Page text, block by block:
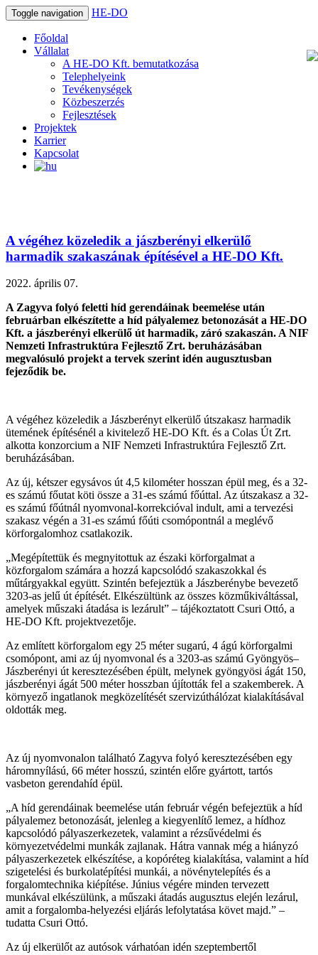
Toggle navigation HE-DO
Főoldal
Vállalat
A HE-DO Kft. bemutatkozása
Telephelyeink
Tevékenységek
Közbeszerzés
Fejlesztések
Projektek
Karrier
Kapcsolat
A végéhez közeledik a jászberényi elkerülő
harmadik szakaszának építésével a HE-DO Kft.
2022. április 07.
A Zagyva folyó feletti híd gerendáinak beemelése után
februárban elkészítette a híd pályalemez betonozását a HE-DO
Kft. a jászberényi elkerülő út harmadik, záró szakaszán. A NIF
Nemzeti Infrastruktúra Fejlesztő Zrt. beruházásában
megvalósuló projekt a tervek szerint idén augusztusban
fejeződik be.
A végéhez közeledik a Jászberényt elkerülő útszakasz harmadik
ütemének építésénél a kivitelező HE-DO Kft. és a Colas Út Zrt.
alkotta konzorcium a NIF Nemzeti Infrastruktúra Fejlesztő Zrt.
beruházásában.
Az új, kétszer egysávos út 4,5 kilométer hosszan épül meg, és a 32-
es számú főutat köti össze a 31-es számú főúttal. Az útszakasz a 32-
es számú főútnál nyomvonal-korrekcióval indult, ami a tervezési
szakasz végén a 31-es számú főúti csomópontnál a meglévő
körforgalomhoz csatlakozik.
„Megépítettük és megnyitottuk az északi körforgalmat a
közforgalom számára a hozzá kapcsolódó szakaszokkal és
műtárgyakkal együtt. Szintén befejeztük a Jászberénybe bevezető
3203-as jelű út építését. Elkészültünk az összes közműkiváltással,
amelyek műszaki átadása is lezárult” – tájékoztatott Csuri Ottó, a
HE-DO Kft. projektvezetője.
Az említett körforgalom egy 25 méter sugarú, 4 ágú körforgalmi
csomópont, ami az új nyomvonal és a 3203-as számú Gyöngyös‒
Jászberényi út keresztezésében épült, melynek gyöngyösi ágát 150,
jászberényi ágát 500 méter hosszban újították fel a szakemberek. A
környező ingatlanok megközelítését szervizúthálózat kialakításával
oldották meg.
Az új nyomvonalon található Zagyva folyó keresztezésében egy
háromnyílású, 66 méter hosszú, szintén előre gyártott, tartós
vasbeton gerendahíd épül.
„A híd gerendáinak beemelése után február végén befejeztük a híd
pályalemez betonozását, jelenleg a kiegyenlítő lemez, a hídhoz
kapcsolódó pályaszerkezetek, valamint a rézsűvédelmi és
környezetvédelmi munkák zajlanak. Hátra vannak még a hiányzó
pályaszerkezetek elkészítése, a kopóréteg kialakítása, valamint a híd
szigetelési és burkolatépítési munkái, a növénytelepítés és a
forgalomtechnika kiépítése. Június végére minden tervezett
munkával elkészülünk, a műszaki átadás augusztus elején lezárul,
amit a forgalomba-helyezési eljárás lefolytatása követ majd.” –
tudatta Csuri Ottó.
Az új elkerülőt az autósok várhatóan idén szeptembertől